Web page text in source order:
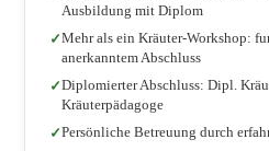
Ausbildung mit Diplom
Mehr als ein Kräuter-Workshop:
anerkanntem Abschluss
Diplomierter Abschluss: Dipl.
Kräuterpädagoge
Persönliche Betreuung durch